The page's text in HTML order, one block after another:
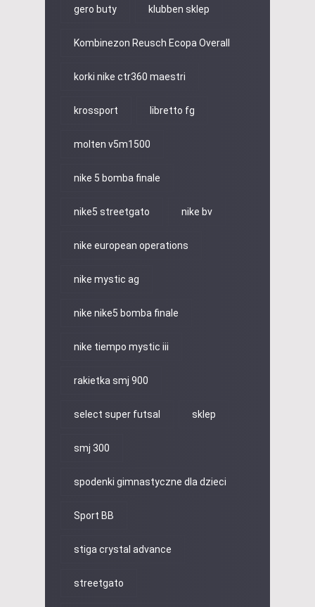
gero buty klubben sklep
Kombinezon Reusch Ecopa Overall
korki nike ctr360 maestri
krossport libretto fg
molten v5m1500
nike 5 bomba finale
nike5 streetgato nike bv
nike european operations
nike mystic ag
nike nike5 bomba finale
nike tiempo mystic iii
rakietka smj 900
select super futsal sklep
smj 300
spodenki gimnastyczne dla dzieci
Sport BB
stiga crystal advance
streetgato